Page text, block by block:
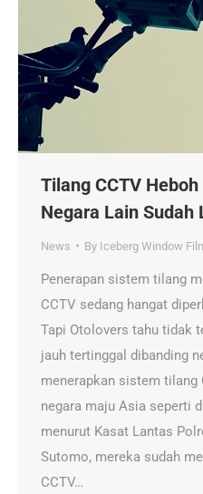
Tilang CCTV
Negara Lain Sudah
News By Iceberg Window
Penerapan sistem tilang
CCTV sedang hangat
Tapi Otolovers tahu tidak
jauh tertinggal dibanding
menerapkan sistem tilang
negara maju Asia seperti
menurut Kasat Lantas
Sutomo, mereka sudah
CCTV…